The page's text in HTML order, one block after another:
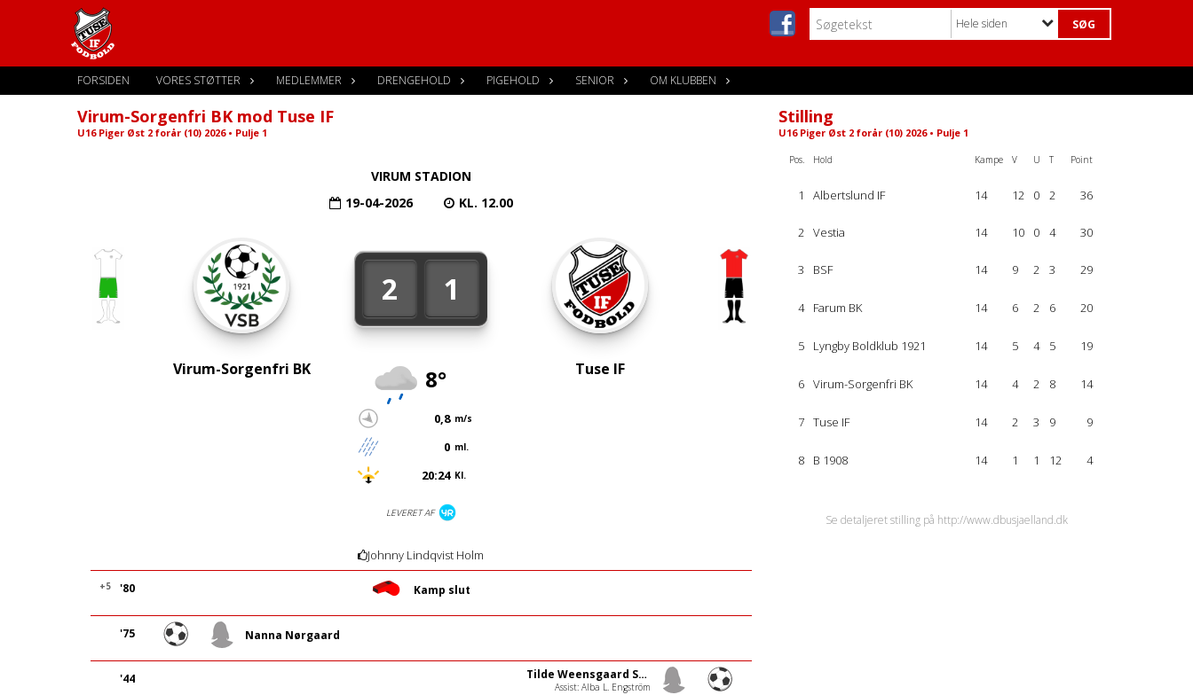
Hele siden
FORSIDEN VORES STØTTER MEDLEMMER DRENGEHOLD PIGEHOLD SENIOR OM KLUBBEN
Virum-Sorgenfri BK mod Tuse IF
U16 Piger Øst 2 forår (10) 2026 • Pulje 1
VIRUM STADION
19-04-2026
KL. 12.00
Virum-Sorgenfri BK
2 1
8°
0,8 m/s
0 ml.
20:24 Kl.
LEVERET AF
Tuse IF
Johnny Lindqvist Holm
'80
+5 Kamp slut
'75 Nanna Nørgaard
'44 Tilde Weensgaard Sørensen
Assist: Alba L. Engström
Stilling
U16 Piger Øst 2 forår (10) 2026 • Pulje 1
Pos. Hold Kampe V U T Point
1 Albertslund IF 14 12 0 2 36
2 Vestia 14 10 0 4 30
3 BSF 14 9 2 3 29
4 Farum BK 14 6 2 6 20
5 Lyngby Boldklub 1921 14 5 4 5 19
6 Virum-Sorgenfri BK 14 4 2 8 14
7 Tuse IF 14 2 3 9 9
8 B 1908 14 1 1 12 4
Se detaljeret stilling på http://www.dbusjaelland.dk